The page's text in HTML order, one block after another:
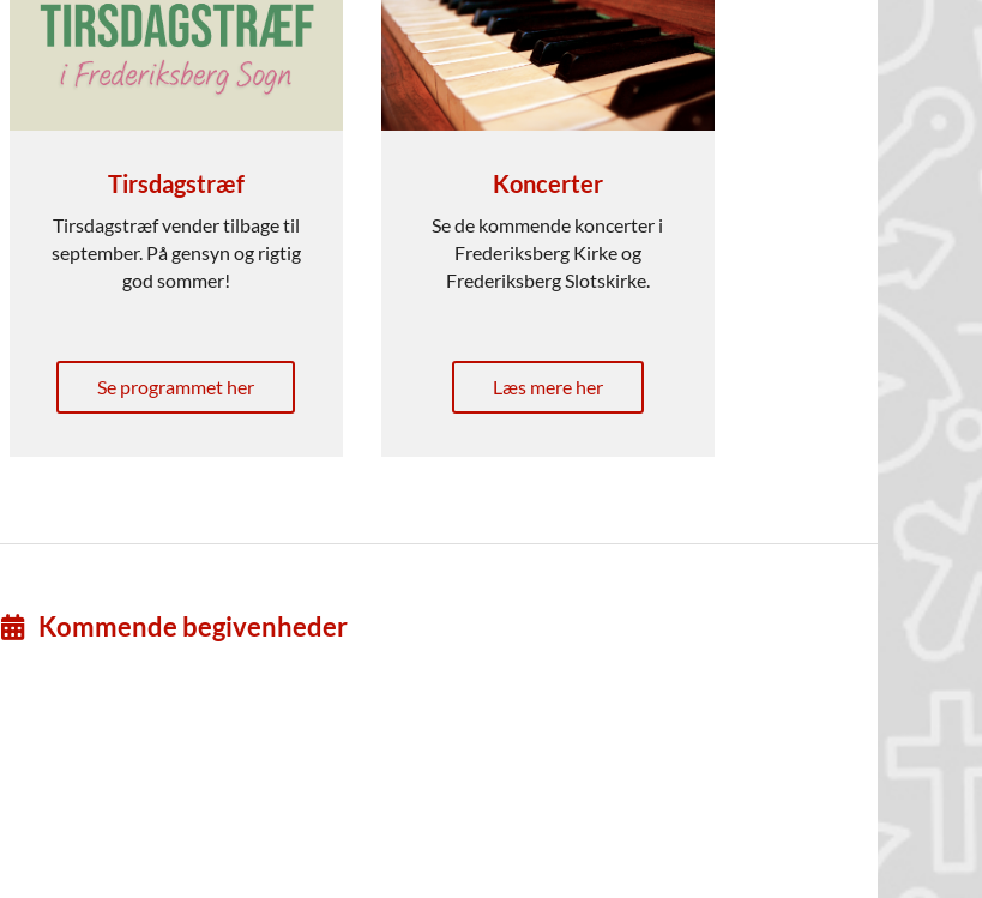
Tirsdagstræf
Tirsdagstræf vender tilbage til
september. På gensyn og rigtig
god sommer!
Se programmet her
Koncerter
Se de kommende koncerter i
Frederiksberg Kirke og
Frederiksberg Slotskirke.
Læs mere her
Kommende begivenheder